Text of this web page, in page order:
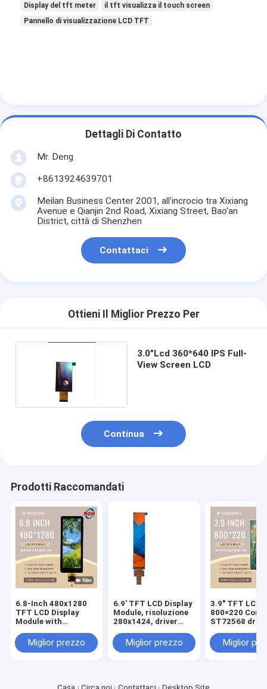
Display del tft meter
il tft visualizza il touch screen
Pannello di visualizzazione LCD TFT
Dettagli Di Contatto
Mr. Deng
+8613924639701
Meilan Business Center 2001, all'incrocio tra Xixiang
Avenue e Qianjin 2nd Road, Xixiang Street, Bao'an
District, città di Shenzhen
Contattaci
Ottieni Il Miglior Prezzo Per
3.0"Lcd 360*640 IPS Full-
View Screen LCD
Continua
Prodotti Raccomandati
6.8-Inch 480x1280
TFT LCD Display
Module with
Panel , FL7705 Driver
, Wide Temperature
Miglior prezzo
6.9' TFT LCD Display
Module, risoluzione
280x1424, driver
contrasto elevato
1200:1Ampia gamma
Miglior prezzo
3.9" TFT LCD
800×220 Con
ST72568
10 LED, vetro
copertura
Miglior